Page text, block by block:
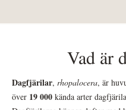
Vad är
Dagfjärilar, rhopalocera, är
över 19 000 kända arter